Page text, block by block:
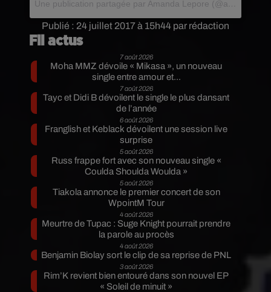
Publié : 24 juillet 2017 à 15h44 par rédaction
Fil actus
7 août 2026
Moha MMZ dévoile « Mikasa », un nouveau
single entre amour et...
7 août 2026
Tayc et Didi B dévoilent le single le plus dansant
de l’année
6 août 2026
Franglish et Keblack dévoilent une session live
surprise
5 août 2026
Russ frappe fort avec son nouveau single «
Coulda Shoulda Woulda »
5 août 2026
Tiakola annonce le premier concert de son
WpointM Tour
4 août 2026
Meurtre de Tupac : Suge Knight pourrait prendre
la parole au procès
4 août 2026
Benjamin Biolay sort le clip de sa reprise de PNL
3 août 2026
Rim’K revient bien entouré dans son nouvel EP
« Soleil de minuit »